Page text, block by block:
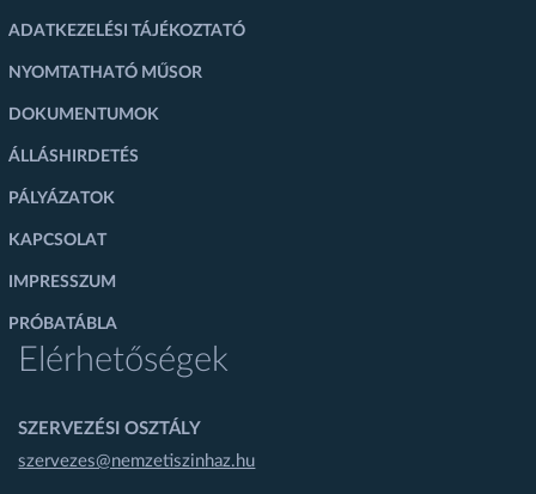
ADATKEZELÉSI TÁJÉKOZTATÓ
NYOMTATHATÓ MŰSOR
DOKUMENTUMOK
ÁLLÁSHIRDETÉS
PÁLYÁZATOK
KAPCSOLAT
IMPRESSZUM
PRÓBATÁBLA
Elérhetőségek
SZERVEZÉSI OSZTÁLY
szervezes@nemzetiszinhaz.hu